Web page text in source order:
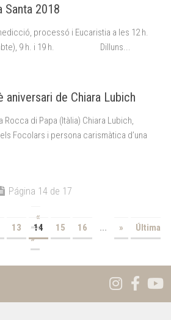
Santa 2018
processó i Eucaristia a les 12 h.
9 h. i 19 h. Dilluns...
de Chiara Lubich
Rocca di Papa (Itàlia) Chiara Lubich,
Focolars i persona carismàtica d’una
Página 14 de 17
«
13 14 15 16 ... »
Última
»